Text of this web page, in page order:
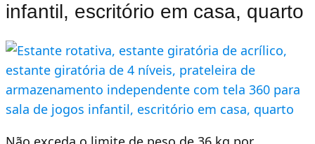
infantil, escritório em casa, quarto